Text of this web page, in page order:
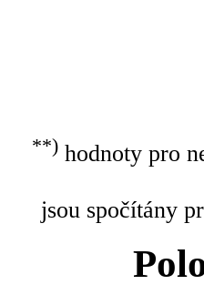
**)hodnoty pro
jsou spočítány